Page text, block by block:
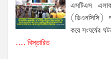
এসটিএস
(ডিএনসিসি)
করে সংঘর্ষের
.... বিস্তারিত